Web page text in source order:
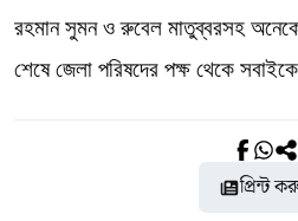
রহমান সুমন ও রুবেল মাতুব্বরসহ
শেষে জেলা পরিষদের পক্ষ থেকে
প্রিন্ট